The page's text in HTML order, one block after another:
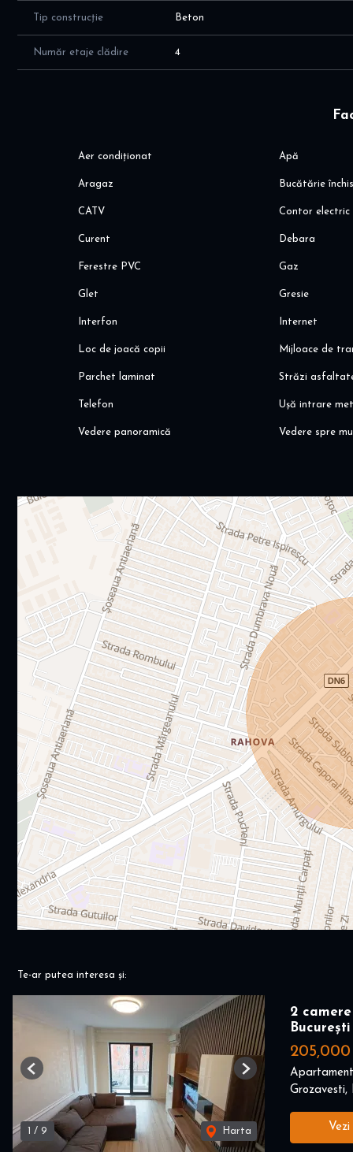
Avantaje
Apartament renovat „de la zero”
Posibilitate de amenajare după propriul gust
Zonă cu acces la transport, magazine și facilități urbane
Pentru mai multe detalii sau programarea unei vizionări,
Tip construcție Beton
Număr etaje clădire 4
Aer condiționat Apă
Aragaz Bucătărie
CATV Contor electric
Curent Debara
Ferestre PVC Gaz
Glet Gresie
Interfon Internet
Loc de joacă copii Mijloace de
Parchet laminat Străzi
Telefon Ușă intrare
Vedere panoramică Vedere spre
Te-ar putea interesa și:
1 / 9 Harta
Previous Next
2
București
Grozavesti,